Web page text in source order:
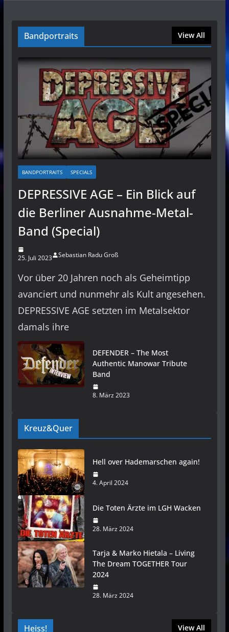
Bandportraits View All
BANDPORTRAITS SPECIALS
DEPRESSIVE AGE – Ein Blick auf
die Berliner Ausnahme-Metal-
Band (Special)
25. Juli 2023 Sebastian Radu Groß
Vor über 20 Jahren noch als Geheimtipp
avanciert und nunmehr als Kult angesehen.
DEPRESSIVE AGE setzten im Metalsektor
damals ihre
DEFENDER – The Most
Authentic Manowar Tribute
Band
8. März 2023
Kreuz&Quer
Hell over Hademarschen again!
4. April 2024
Die Toten Ärzte im LGH Wacken
28. März 2024
Tarja & Marko Hietala – Living
The Dream TOGETHER Tour
2024
28. März 2024
Heiss! View All